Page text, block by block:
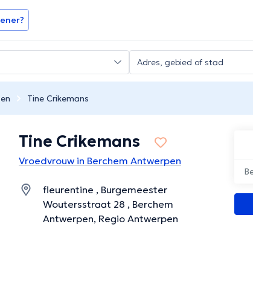
Tine Crikemans
Tine Crikemans
Vroedvrouw in Berchem Antwerpen
fleurentine , Burgemeester
Woutersstraat 28 , Berchem
Antwerpen, Regio Antwerpen